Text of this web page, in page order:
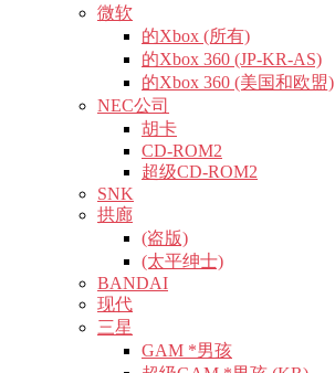
微软
的Xbox (所有)
的Xbox 360 (JP-KR-AS)
的Xbox 360 (美国和欧盟)
NEC公司
胡卡
CD-ROM2
超级CD-ROM2
SNK
拱廊
(盗版)
(太平绅士)
BANDAI
现代
三星
GAM *男孩